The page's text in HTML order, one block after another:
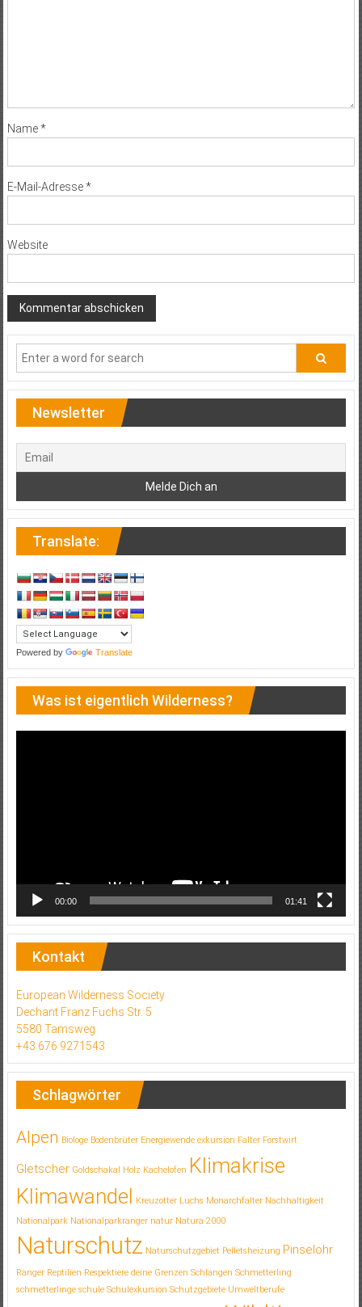
Name*
E-Mail-Adresse*
Website
Newsletter
Translate:
Powered by Translate
Was ist eigentlich Wilderness?
00:00 01:41
Kontakt
European Wilderness Society
Dechant Franz Fuchs Str. 5
5580 Tamsweg
+43 676 9271543
Schlagwörter
Alpen Biologe Bodenbrüter Energiewende exkursion Falter Forstwirt
Gletscher Goldschakal Holz Kachelofen Klimakrise
Klimawandel Kreuzotter Luchs Monarchfalter Nachhaltigkeit
Nationalpark Nationalparkranger natur Natura 2000
Naturschutz Naturschutzgebiet Pelletsheizung Pinselohr
Ranger Reptilien Respektiere deine Grenzen Schlangen Schmetterling
schmetterlinge schule Schulexkursion Schutzgebiete Umweltberufe